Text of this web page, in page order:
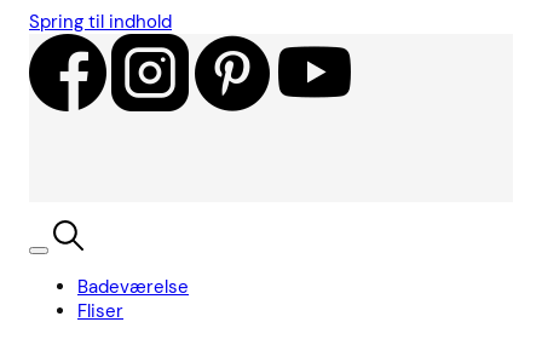
Spring til indhold
Badeværelse
Fliser